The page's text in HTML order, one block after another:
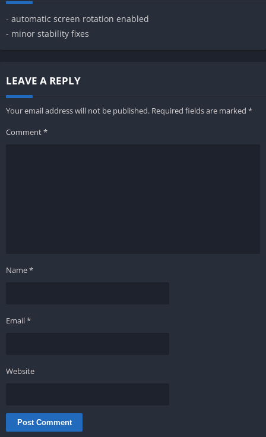
- automatic screen rotation enabled
- minor stability fixes
LEAVE A REPLY
Your email address will not be published. Required fields are marked *
Comment*
Name*
Email*
Website